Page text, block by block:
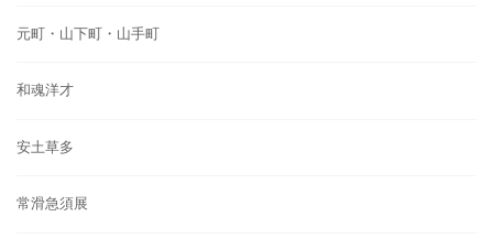
元町・山下町・山手町
和魂洋才
安土草多
常滑急須展